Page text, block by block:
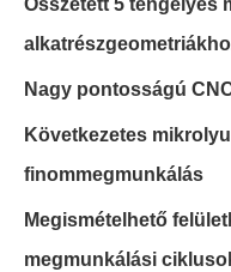
Összetett 5 tengelyes
Nagy pontosságú
Következetes
finommegmunkálás
Megismételhető
megmunkálási